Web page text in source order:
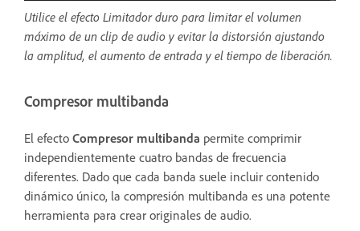
Utilice el efecto Limitador duro para limitar el volumen
máximo de un clip de audio y evitar la distorsión ajustando
la amplitud, el aumento de entrada y el tiempo de liberación.
Compresor multibanda
El efecto Compresor multibanda permite comprimir
independientemente cuatro bandas de frecuencia
diferentes. Dado que cada banda suele incluir contenido
dinámico único, la compresión multibanda es una potente
herramienta para crear originales de audio.